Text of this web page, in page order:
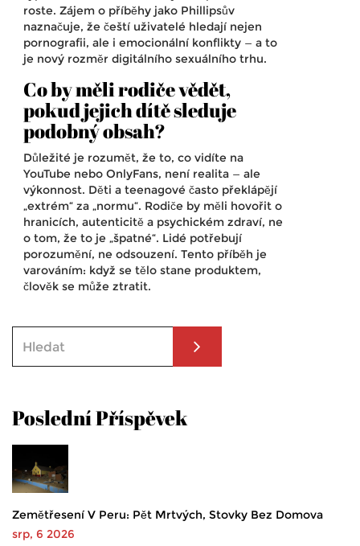
roste. Zájem o příběhy jako Phillipsův
naznačuje, že čeští uživatelé hledají nejen
pornografii, ale i emocionální konflikty — a to
je nový rozměr digitálního sexuálního trhu.
Co by měli rodiče vědět,
pokud jejich dítě sleduje
podobný obsah?
Důležité je rozumět, že to, co vidíte na
YouTube nebo OnlyFans, není realita — ale
výkonnost. Děti a teenagové často překlápějí
„extrém“ za „normu“. Rodiče by měli hovořit o
hranicích, autenticitě a psychickém zdraví, ne
o tom, že to je „špatné“. Lidé potřebují
porozumění, ne odsouzení. Tento příběh je
varováním: když se tělo stane produktem,
člověk se může ztratit.
Poslední Příspěvek
Zemětřesení V Peru: Pět Mrtvých, Stovky Bez Domova
srp, 6 2026